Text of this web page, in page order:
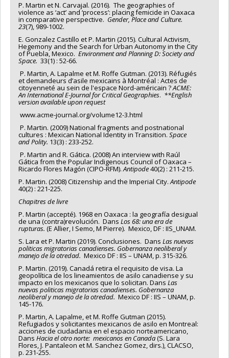
P. Martin et N. Carvajal. (2016). The geographies of
violence as ‘act’ and ‘process’: placing femicide in Oaxaca
in comparative perspective. Gender, Place and Culture.
23(7), 989-1002.
E. Gonzalez Castillo et P. Martin (2015). Cultural Activism,
Hegemony and the Search for Urban Autonomy in the City
of Puebla, Mexico. Environment andPlanning D: Society and
Space. 33(1) : 52-66.
P. Martin, A. Lapalme et M. Roffe Gutman. (2013). Réfugiés
et demandeurs d’asile mexicains à Montréal : Actes de
citoyenneté au sein de l'espace Nord-américain ?ACME:
An InternationalE-Journal forCritical Geographies. **English
version available upon request
www.acme-journal.org/volume12-3.html
P. Martin. (2009) National fragments and postnational
cultures : Mexican National Identity in Transition. Space
and Polity. 13(3) : 233-252.
P. Martin and R. Gática. (2008) An interview with Raúl
Gática from the Popular Indigenous Council of Oaxaca –
Ricardo Flores Magón (CIPO-RFM).Antipode40(2) : 211-215.
P. Martin. (2008) Citizenship and the Imperial City.Antipode
40(2) : 221-225.
Chapitresde livre
P. Martin (accepté). 1968 en Oaxaca : la geografía desigual
de una (contra)revolución. Dans Los 68: una era de
rupturas. (E Allier, I Semo, M Pierre). Mexico, DF : IIS_UNAM.
S. Lara et P. Martin (2019). Conclusiones. Dans Las nuevas
politicas migratorias canadienses. Gobernanza neoliberal y
manejo de la otredad. Mexico DF : IIS – UNAM, p. 315-326.
P. Martin. (2019). Canadá retira el requisito de visa. La
geopolítica de los lineamientos de asilo canadiense y su
impacto en los mexicanos que lo solicitan. Dans Las
nuevas politicas migratorias canadienses. Gobernanza
neoliberal y manejo de la otredad. Mexico DF : IIS – UNAM, p.
145-176.
P. Martin, A. Lapalme, et M. Roffe Gutman (2015).
Refugiados y solicitantes mexicanos de asilo en Montreal:
acciones de ciudadania en el espacio norteamericano,
Dans Hacia el otro norte: mexicanos en Canada(S. Lara
Flores, J. Pantaleon et M. Sanchez Gomez, dirs.), CLACSO,
p. 231-255.